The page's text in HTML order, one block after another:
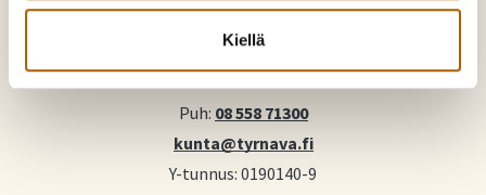
Kiellä
Puh: 08 558 71300
kunta@tyrnava.fi
Y-tunnus: 0190140-9